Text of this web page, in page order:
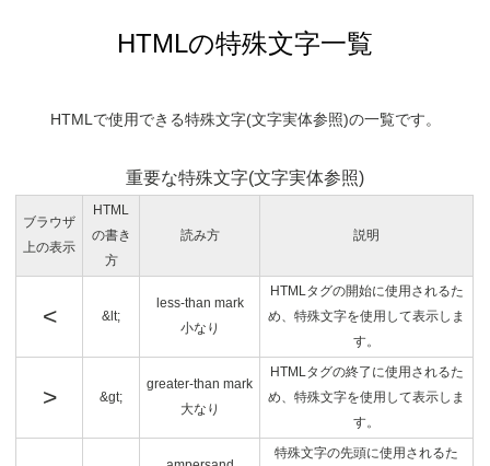
HTMLの特殊文字一覧
HTMLで使用できる特殊文字(文字実体参照)の一覧です。
重要な特殊文字(文字実体参照)
ブラウザ
上の表示
HTML
の書き
方
読み方 説明
< &lt;
less-than mark
小なり
HTMLタグの開始に使用されるた
め、特殊文字を使用して表示しま
す。
> &gt;
greater-than mark
大なり
HTMLタグの終了に使用されるた
め、特殊文字を使用して表示しま
す。
特殊文字の先頭に使用されるた